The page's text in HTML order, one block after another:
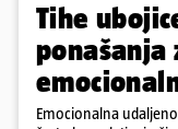
Tihe
ponašanja
Emocionalna